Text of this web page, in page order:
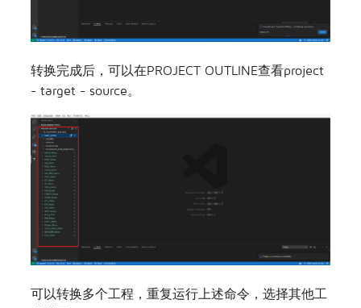
转换完成后，可以在PROJECT OUTLINE查看project
- target - source。
可以转换多个工程，重复运行上述命令，选择其他工